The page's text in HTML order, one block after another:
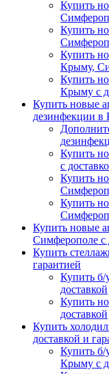
Купить
Купить
Купить
Крыму,
Купить
Крыму с
Купить новые
дезинфекции
Купить
с
Купить
Купить
Купить новые
Симферополе с
Купить
гарантией
Купить
доставкой
Купить
доставкой
Купить
доставкой и
Купить б/
Крыму с